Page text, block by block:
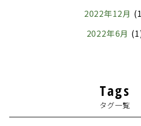
2022年12月
2022年6月
2022年3月
Tags
タグ一覧